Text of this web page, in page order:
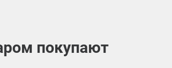
покупают